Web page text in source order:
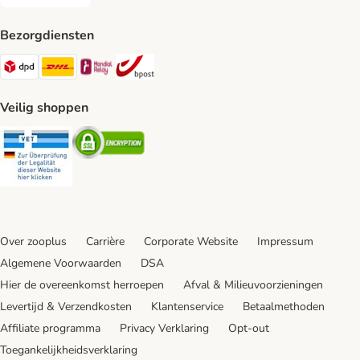
Bezorgdiensten
Dpd Shipping Method
DHL Shipping Method
Mondial Relay Shipping Method
Veilig shoppen
Security Security
Over zooplus Carrière Corporate Website
Impressum
Algemene Voorwaarden
DSA
Hier de overeenkomst herroepen
Afval & Milieuvoorzieningen
Levertijd & Verzendkosten
Klantenservice
Betaalmethoden
Affiliate programma
Privacy Verklaring
Opt-out
Toegankelijkheidsverklaring